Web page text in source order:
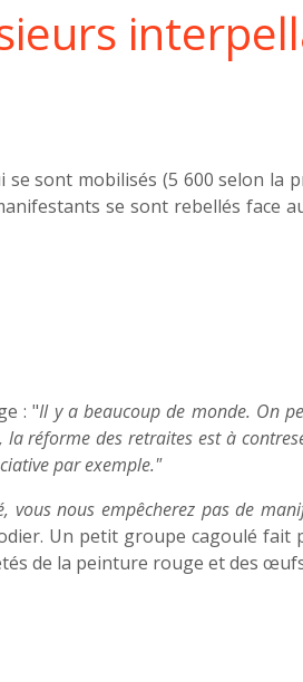
sont mobilisés (5 600 selon la
se sont rebellés face
: "Il y a beaucoup de monde. On
réforme des retraites est à
par exemple."
vous nous empêcherez pas de
Un petit groupe cagoulé fait
de la peinture rouge et des